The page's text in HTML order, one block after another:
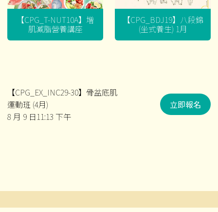
【CPG_T-NUT10A】增
肌減脂營養講座
【CPG_BDJ19】八段錦
(坐式養生) 1月
【CPG_EX_INC29-30】骨盆底肌
運動班 (4月)
8 月 9 日11:13 下午
立即報名